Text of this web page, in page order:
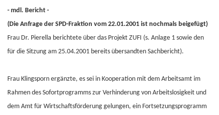
- mdl. Bericht -
(Die Anfrage der SPD-Fraktion vom 22.01.2001 ist nochmals beigefügt)
Frau Dr. Pierella berichtete über das Projekt ZUFI (s. Anlage 1 sowie den
für die Sitzung am 25.04.2001 bereits übersandten Sachbericht).
Frau Klingsporn ergänzte, es sei in Kooperation mit dem Arbeitsamt im
Rahmen des Sofortprogramms zur Verhinderung von Arbeitslosigkeit und
dem Amt für Wirtschaftsförderung gelungen, ein Fortsetzungsprogramm